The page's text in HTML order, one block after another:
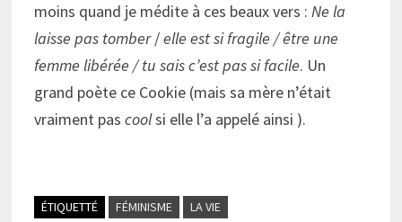
moins quand je médite à ces beaux vers : Ne la
laisse pas tomber/elle est si fragile / être une
femme libérée / tu sais c’est pas si facile. Un
grand poète ce Cookie (mais sa mère n’était
vraiment pas coolsi elle l’a appelé ainsi ).
ÉTIQUETTÉ FÉMINISME LA VIE